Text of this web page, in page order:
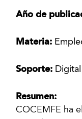
Año de
Materia:
Soporte: Digital
Resumen:
COCEMFE ha